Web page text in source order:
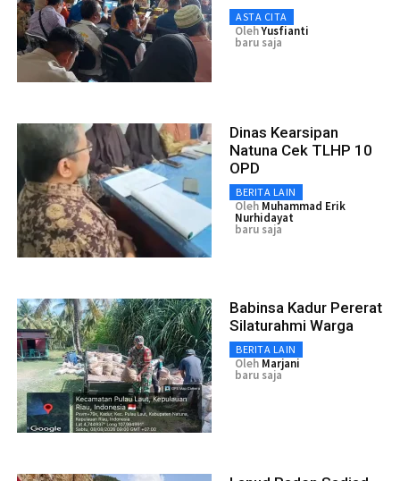
ASTA CITA
OlehYusfianti
baru saja
Dinas Kearsipan
Natuna Cek TLHP 10
OPD
BERITA LAIN
Oleh Muhammad Erik
Nurhidayat
baru saja
Babinsa Kadur Pererat
Silaturahmi Warga
BERITA LAIN
Oleh Marjani
baru saja